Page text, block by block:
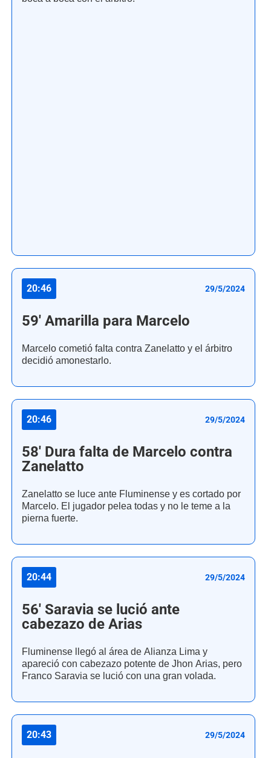
20:46 29/5/2024
59' Amarilla para Marcelo
Marcelo cometió falta contra Zanelatto y el árbitro
decidió amonestarlo.
20:46 29/5/2024
58' Dura falta de Marcelo contra
Zanelatto
Zanelatto se luce ante Fluminense y es cortado por
Marcelo. El jugador pelea todas y no le teme a la
pierna fuerte.
20:44 29/5/2024
56' Saravia se lució ante
cabezazo de Arias
Fluminense llegó al área de Alianza Lima y
apareció con cabezazo potente de Jhon Arias, pero
Franco Saravia se lució con una gran volada.
20:43 29/5/2024